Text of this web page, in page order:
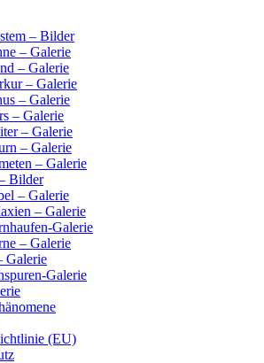
– Bilder
– Galerie
– Galerie
– Galerie
– Galerie
– Galerie
– Galerie
– Galerie
– Galerie
Bilder
– Galerie
– Galerie
Galerie
– Galerie
Galerie
Galerie
(EU)